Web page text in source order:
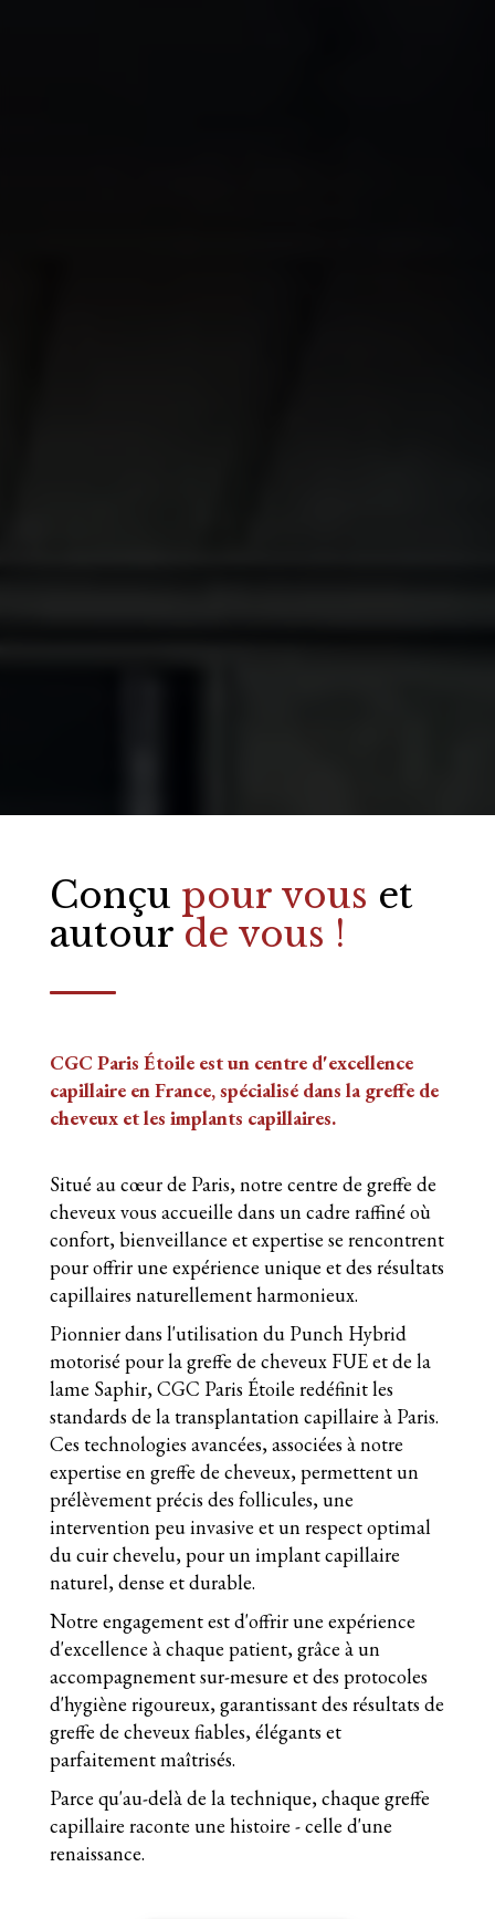
Conçu pour vous et
autour de vous !
CGC Paris Étoile est un centre d'excellence
capillaire en France, spécialisé dans la greffe de
cheveux et les implants capillaires.
Situé au cœur de Paris, notre centre de greffe de
cheveux vous accueille dans un cadre raffiné où
confort, bienveillance et expertise se rencontrent
pour offrir une expérience unique et des résultats
capillaires naturellement harmonieux.
Pionnier dans l'utilisation du Punch Hybrid
motorisé pour la greffe de cheveux FUE et de la
lame Saphir, CGC Paris Étoile redéfinit les
standards de la transplantation capillaire à Paris.
Ces technologies avancées, associées à notre
expertise en greffe de cheveux, permettent un
prélèvement précis des follicules, une
intervention peu invasive et un respect optimal
du cuir chevelu, pour un implant capillaire
naturel, dense et durable.
Notre engagement est d'offrir une expérience
d'excellence à chaque patient, grâce à un
accompagnement sur-mesure et des protocoles
d'hygiène rigoureux, garantissant des résultats de
greffe de cheveux fiables, élégants et
parfaitement maîtrisés.
Parce qu'au-delà de la technique, chaque greffe
capillaire raconte une histoire - celle d'une
renaissance.